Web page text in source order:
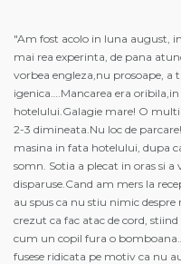
"Am fost acolo in luna august,
mai rea experinta, de pana
vorbea engleza,nu prosoape,
igenica….Mancarea era
hotelului.Galagie mare! O
2-3 dimineata.Nu loc de
masina in fata hotelului, dupa
somn. Sotia a plecat in oras si
disparuse.Cand am mers la
au spus ca nu stiu nimic
crezut ca fac atac de cord,
cum un copil fura o
fusese ridicata pe motiv ca nu